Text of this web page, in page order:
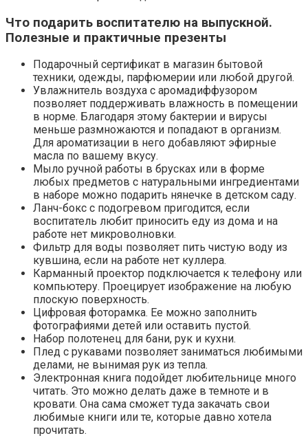
Что подарить воспитателю на выпускной.
Полезные и практичные презенты
Подарочный сертификат в магазин бытовой
техники, одежды, парфюмерии или любой другой.
Увлажнитель воздуха с аромадиффузором
позволяет поддерживать влажность в помещении
в норме. Благодаря этому бактерии и вирусы
меньше размножаются и попадают в организм.
Для ароматизации в него добавляют эфирные
масла по вашему вкусу.
Мыло ручной работы в брусках или в форме
любых предметов с натуральными ингредиентами
в наборе можно подарить нянечке в детском саду.
Ланч-бокс с подогревом пригодится, если
воспитатель любит приносить еду из дома и на
работе нет микроволновки.
Фильтр для воды позволяет пить чистую воду из
кувшина, если на работе нет куллера.
Карманный проектор подключается к телефону или
компьютеру. Проецирует изображение на любую
плоскую поверхность.
Цифровая фоторамка. Ее можно заполнить
фотографиями детей или оставить пустой.
Набор полотенец для бани, рук и кухни.
Плед с рукавами позволяет заниматься любимыми
делами, не вынимая рук из тепла.
Электронная книга подойдет любительнице много
читать. Это можно делать даже в темноте и в
кровати. Она сама сможет туда закачать свои
любимые книги или те, которые давно хотела
прочитать.